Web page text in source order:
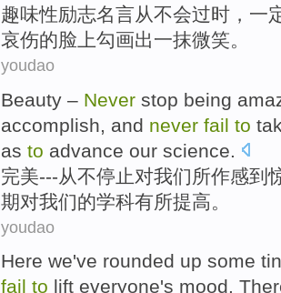
趣味性励志名言从不会过时 ，一
哀伤的脸上勾画出一抹微笑。
youdao
Beauty – Never stop being
accomplish , and never fail to
as to advance our science
完美---从不停止对我们所作感到
期对我们的学科有所提高 。
youdao
Here we've rounded up some
fail to lift everyone's mood.